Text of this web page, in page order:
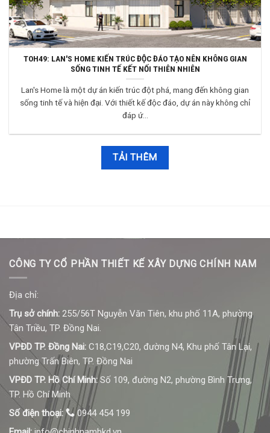
TOH49: LAN'S HOME KIẾN TRÚC ĐỘC ĐÁO TẠO NÊN KHÔNG GIAN
SỐNG TINH TẾ KẾT NỐI THIÊN NHIÊN
Lan's Home là một dự án kiến trúc đột phá, mang đến không gian
sống tinh tế và hiện đại. Với thiết kế độc đáo, dự án này không chỉ
đáp ứ...
TẢI THÊM
CÔNG TY CỔ PHẦN THIẾT KẾ XÂY DỰNG CHÍNH NAM
Địa chỉ:
Trụ sở chính: 255/56T Nguyễn Văn Tiên, khu phố 11A, phường
Tân Triều, TP. Đồng Nai.
VPĐD TP. Đồng Nai: C18,C19,C20, đường N4, Khu phố Tân Lại,
phường Trấn Biên, TP. Đồng Nai
VPĐD TP. Hồ Chí Minh:Số 109, đường N2, phường Bình Trưng,
TP. Hồ Chí Minh
Số điện thoại:
0944 454 199